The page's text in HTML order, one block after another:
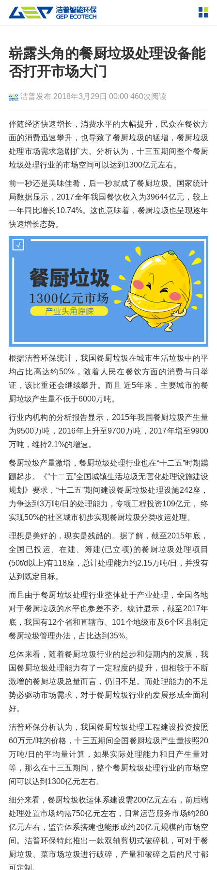
双轴撕碎机 单轴撕碎机
垃圾破袋机 移动式撕碎站
粉碎设备
环锤式粉碎机 鼓式粉碎机
轮胎钢丝分离机 通用型粉碎机
破碎设备
反击式破碎机 颚式破碎机
圆锥破碎机 立轴冲击式破碎机
重型锤式破碎机 移动式破碎站
挤压成型设备
RDF成型机 生物质颗粒机
液压打包机
成套机组
封闭式破碎系统
分选分离设备
轮胎抽丝机
解决方案
服务支持
新闻资讯
走进洁普
联系我们
崭露头角的餐厨垃圾处理设备能
否打开市场大门
洁普发布 2018年3月29日 00:00 460次阅读
伴随经济快速增长，消费水平的大幅提升，民众在餐饮方
面的消费迅速攀升，也导致了餐厨垃圾的猛增，餐厨垃圾
处理市场需求急剧扩大。分析认为，十三五期间整个餐厨
垃圾处理行业的市场空间可以达到1300亿元左右。
前一秒还是美味佳肴，后一秒就成了餐厨垃圾。国家统计
局数据显示，2017全年我国餐饮收入为39644亿元，较上
一年同比增长10.74%。这也意味着，餐厨垃圾也呈现逐年
快速增长态势。
根据洁普环保统计，我国餐厨垃圾在城市生活垃圾中的平
均占比高达约50%，随着人民在餐饮方面的消费与日举
证，该比重还会继续攀升。而且 近5年来，主要城市的餐
厨垃圾产生量不低于6000万吨。
行业内机构的分析报告显示，2015年我国餐厨垃圾产生量
为9500万吨，2016年上升至9700万吨，2017年增至9900
万吨，维持2.1%的增速。
餐厨垃圾产量激增，餐厨垃圾处理行业也在“十二五”时期蹒
跚起步。《“十二五”全国城镇生活垃圾无害化处理设施建设
规划》要求，“十二五”期间建设餐厨垃圾处理设施242座，
力争达到3万吨/日的处理能力，专项工程投资109亿元， 终
实现50%的社区城市初步实现餐厨垃圾分类收运处理。
理想是美好的，现实是残酷的。据了解，截至2015年底，
全国已投运、在建、筹建(已立项)的餐厨垃圾处理项目
(50t/d以上)有118座，总计处理能力约2.15万吨/日，并没有
达到既定目标。
而且由于餐厨垃圾处理行业整体处于产业处理，全国各地
对于餐厨垃圾的水平也参差不齐。统计显示，截至2017年
底，我国有12个省和直辖市、101个地级市及6个区县制定
餐厨垃圾管理办法，占比达到35%。
总体来看，随着餐厨垃圾行业的起步和短期内的发展，我
国餐厨垃圾处理能力有了一定程度的提升，但相较于不断
激增的餐厨垃圾总量而言，仍旧不足。而处理能力的不足
势必驱动市场需求，对于餐厨垃圾行业的发展形成全面利
好。
洁普环保分析认为，我国餐厨垃圾处理工程建设投资按照
60万元/吨的价格，十三五期间全国餐厨垃圾产生量按照20
万吨/日的平均量计算，如果实际处理能力和日产生量对
等，那么在十三五期间，整个餐厨垃圾处理行业的市场空
间可以达到1300亿元左右。
细分来看，餐厨垃圾收运体系建设需200亿元左右，前后端
处理处置市场约需750亿元左右，日常运营服务市场约280
亿元左右，监管体系搭建也能形成约20亿元规模的市场空
间。洁普环保特此推出一款双轴剪切式破碎机，可对于餐
厨垃圾、菜市场垃圾进行破碎，产量和破碎之后的尺寸都
可定制。